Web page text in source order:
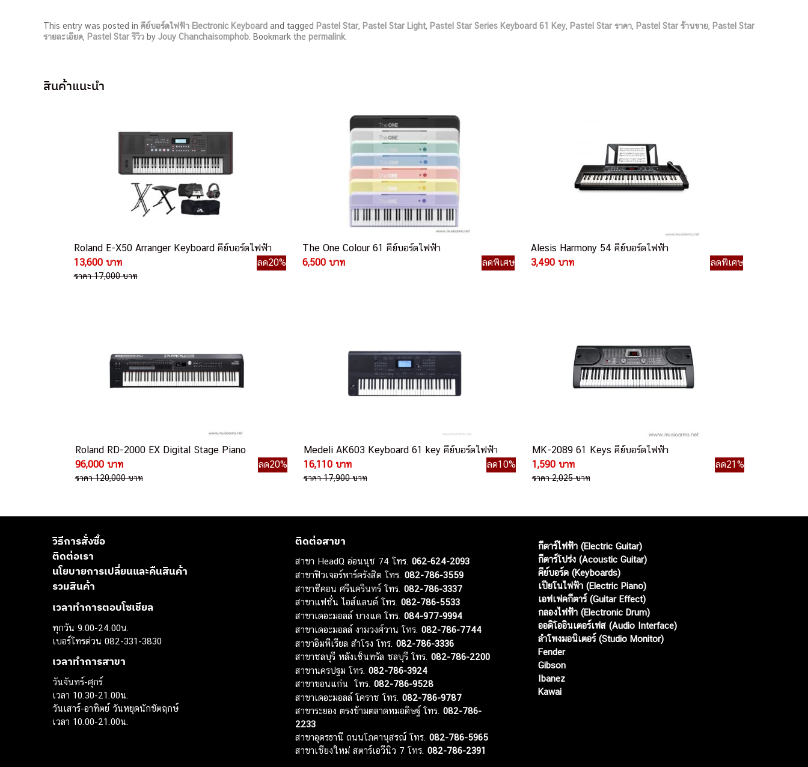
This entry was posted in คีย์บอร์ดไฟฟ้า Electronic Keyboard and tagged Pastel Star, Pastel Star Light, Pastel Star Series Keyboard 61 Key, Pastel Star ราคา, Pastel Star ร้านขาย, Pastel Star
รายละเอียด, Pastel Star รีวิว by Jouy Chanchaisomphob. Bookmark the permalink.
สินค้าแนะนำ
Roland E-X50 Arranger Keyboard คีย์บอร์ดไฟฟ้า
13,600 บาท
ลด20%
ราคา 17,000 บาท
The One Colour 61 คีย์บอร์ดไฟฟ้า
6,500 บาท
ลดพิเศษ
Alesis Harmony 54 คีย์บอร์ดไฟฟ้า
3,490 บาท
ลดพิเศษ
Roland RD-2000 EX Digital Stage Piano
96,000 บาท
ลด20%
ราคา 120,000 บาท
Medeli AK603 Keyboard 61 key คีย์บอร์ดไฟฟ้า
16,110 บาท
ลด10%
ราคา 17,900 บาท
MK-2089 61 Keys คีย์บอร์ดไฟฟ้า
1,590 บาท
ลด21%
ราคา 2,025 บาท
วิธีการสั่งซื้อ
ติดต่อเรา
นโยบายการเปลี่ยนและคืนสินค้า
รวมสินค้า
เวลาทำการตอบโซเชียล
ทุกวัน 9.00-24.00น.
เบอร์โทรด่วน 082-331-3830
เวลาทำการสาขา
วันจันทร์-ศุกร์
เวลา 10.30-21.00น.
วันเสาร์-อาทิตย์ วันหยุดนักขัตฤกษ์
เวลา 10.00-21.00น.
ติดต่อสาขา
สาขา HeadQ อ่อนนุช 74 โทร.062-624-2093
สาขาฟิวเจอร์พาร์ครังสิต โทร.082-786-3559
สาขาซีคอน ศรีนครินทร์ โทร.082-786-3337
สาขาแฟชั่น ไอส์แลนด์ โทร.082-786-5533
สาขาเดอะมอลล์ บางแค โทร.084-977-9994
สาขาเดอะมอลล์ งามวงศ์วาน โทร.082-786-7744
สาขาอิมพีเรียล สำโรง โทร.082-786-3336
สาขาชลบุรี หลังเซ็นทรัล ชลบุรี โทร.082-786-2200
สาขานครปฐม โทร.082-786-3924
สาขาขอนแก่น โทร.082-786-9528
สาขาเดอะมอลล์ โคราช โทร.082-786-9787
สาขาระยอง ตรงข้ามตลาดหมอดิษฐ์ โทร.082-786-
2233
สาขาอุดรธานี ถนนโภคานุสรณ์ โทร.082-786-5965
สาขาเชียงใหม่ สตาร์เอวีนิว 7 โทร.082-786-2391
กีตาร์ไฟฟ้า (Electric Guitar)
กีตาร์โปร่ง (Acoustic Guitar)
คีย์บอร์ด (Keyboards)
เปียโนไฟฟ้า (Electric Piano)
เอฟเฟคกีตาร์ (Guitar Effect)
กลองไฟฟ้า (Electronic Drum)
ออดิโออินเตอร์เฟส (Audio Interface)
ลำโพงมอนิเตอร์ (Studio Monitor)
Fender
Gibson
Ibanez
Kawai